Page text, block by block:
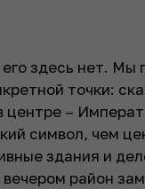
здесь нет. Мы
точки:
центре –
символ, чем
здания и
район